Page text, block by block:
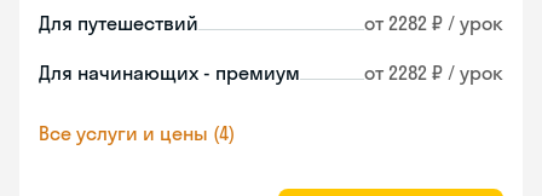
Для путешествий от 2282 ₽ / урок
Для начинающих - премиум от 2282 ₽ / урок
Все услуги и цены (4)